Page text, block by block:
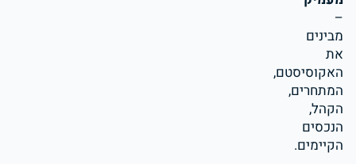
–
מבינים
את
האקוסיסטם,
המתחרים,
הקהל,
הנכסים
הקיימים.